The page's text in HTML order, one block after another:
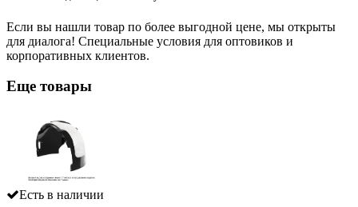
Если вы нашли товар по более выгодной цене, мы открыты
для диалога! Специальные условия для оптовиков и
корпоративных клиентов.
Еще товары
Есть в наличии